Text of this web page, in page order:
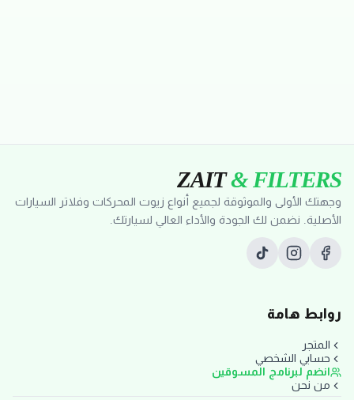
ZAIT& FILTERS
وجهتك الأولى والموثوقة لجميع أنواع زيوت المحركات وفلاتر السيارات
الأصلية. نضمن لك الجودة والأداء العالي لسيارتك.
روابط هامة
المتجر
حسابي الشخصي
انضم لبرنامج المسوقين
من نحن